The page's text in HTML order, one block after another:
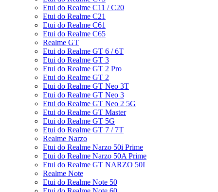
Etui do Realme C11 / C20
Etui do Realme C21
Etui do Realme C61
Etui do Realme C65
Realme GT
Etui do Realme GT 6 / 6T
Etui do Realme GT 3
Etui do Realme GT 2 Pro
Etui do Realme GT 2
Etui do Realme GT Neo 3T
Etui do Realme GT Neo 3
Etui do Realme GT Neo 2 5G
Etui do Realme GT Master
Etui do Realme GT 5G
Etui do Realme GT 7 / 7T
Realme Narzo
Etui do Realme Narzo 50i Prime
Etui do Realme Narzo 50A Prime
Etui do Realme GT NARZO 50I
Realme Note
Etui do Realme Note 50